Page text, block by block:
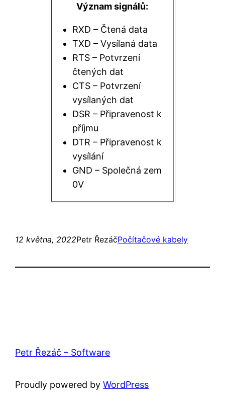
Význam signálů:
RXD – Čtená data
TXD – Vysílaná data
RTS – Potvrzení
čtených dat
CTS – Potvrzení
vysílaných dat
DSR – Připravenost k
příjmu
DTR – Připravenost k
vysílání
GND – Společná zem
0V
12 května, 2022Petr ŘezáčPočítačové kabely
Petr Řezáč – Software
Proudly powered byWordPress